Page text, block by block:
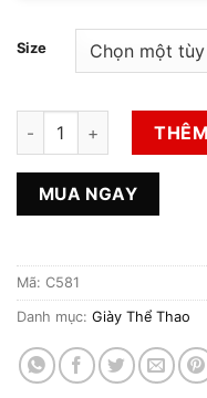
Size
Giày Thể Thao 2hand
MUA NGAY
Mã: C581
Danh mục: Giày Thể Thao